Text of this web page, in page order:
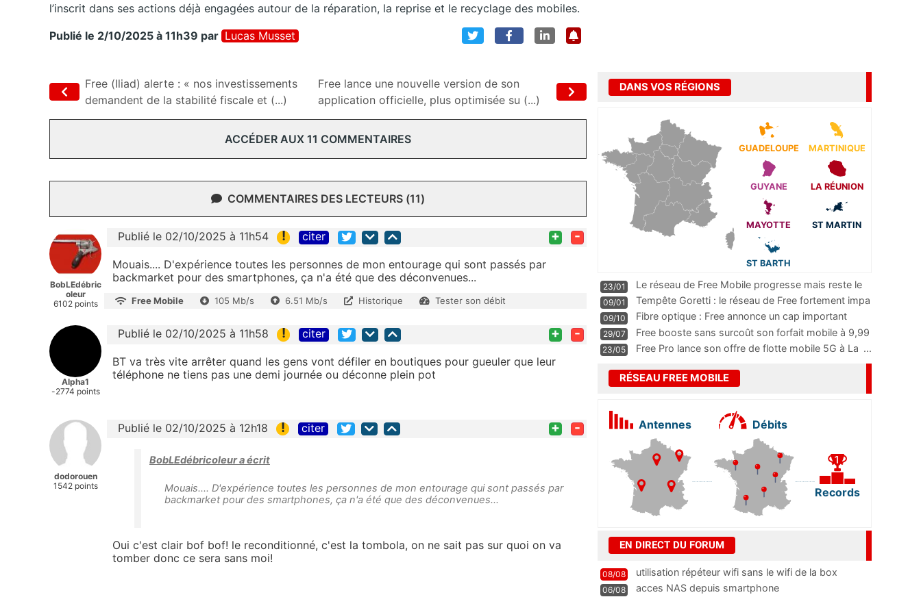
l’inscrit dans ses actions déjà engagées autour de la réparation, la reprise et le recyclage des mobiles.
Publié le 2/10/2025 à 11h39 par Lucas Musset
Free (Iliad) alerte : « nos investissements
demandent de la stabilité fiscale et (...)
Free lance une nouvelle version de son
application officielle, plus optimisée su (...)
ACCÉDER AUX 11 COMMENTAIRES
COMMENTAIRES DES LECTEURS (11)
BobLEdébric
oleur
6102 points
Publié le 02/10/2025 à 11h54 ! citer + -
Mouais.... D'expérience toutes les personnes de mon entourage qui sont passés par
backmarket pour des smartphones, ça n'a été que des déconvenues...
Free Mobile 105 Mb/s 6.51 Mb/s Historique Tester son débit
Alpha1
-2774 points
Publié le 02/10/2025 à 11h58 ! citer + -
BT va très vite arrêter quand les gens vont défiler en boutiques pour gueuler que leur
téléphone ne tiens pas une demi journée ou déconne plein pot
dodorouen
1542 points
Publié le 02/10/2025 à 12h18 ! citer + -
BobLEdébricoleur a écrit
Mouais.... D'expérience toutes les personnes de mon entourage qui sont passés par
backmarket pour des smartphones, ça n'a été que des déconvenues...
Oui c'est clair bof bof! le reconditionné, c'est la tombola, on ne sait pas sur quoi on va
tomber donc ce sera sans moi!
DANS VOS RÉGIONS
GUADELOUPE MARTINIQUE
GUYANE LA RÉUNION
MAYOTTE ST MARTIN
ST BARTH
23/01
Le réseau de Free Mobile progresse mais reste le
m
...
09/01
Tempête Goretti : le réseau de Free fortement impa
09/10
Fibre optique : Free annonce un cap important
pass
...
29/07
Free booste sans surcoût son forfait mobile à 9,99
23/05 Free Pro lance son offre de flotte mobile 5G à La ...
RÉSEAU FREE MOBILE
Antennes Débits
Records
EN DIRECT DU FORUM
08/08 utilisation répéteur wifi sans le wifi de la box
06/08 acces NAS depuis smartphone